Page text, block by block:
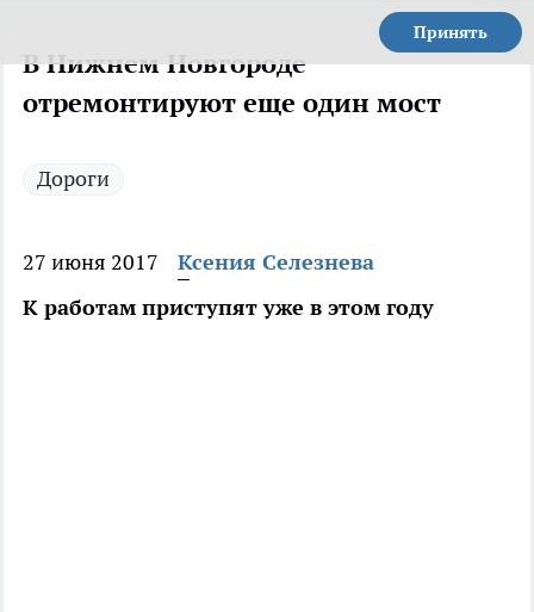
Принять
В Нижнем Новгороде
отремонтируют еще один мост
Дороги
27 июня 2017
Ксения Селезнева
К работам приступят уже в этом году